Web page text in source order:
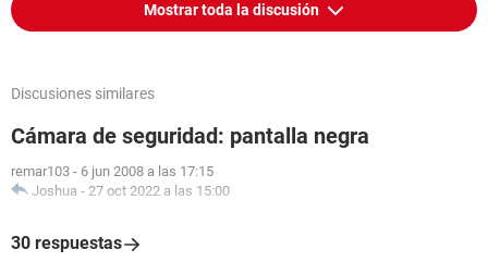
Mostrar toda la discusión
Discusiones similares
Cámara de seguridad: pantalla negra
remar103 - 6 jun 2008 a las 17:15
Joshua - 27 oct 2022 a las 15:00
30 respuestas